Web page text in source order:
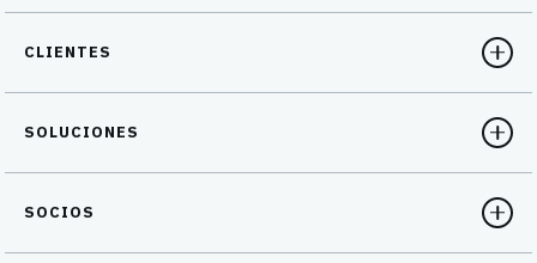
CLIENTES
SOLUCIONES
SOCIOS